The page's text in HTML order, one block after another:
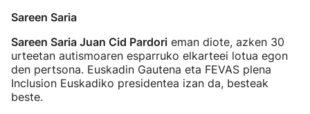
Sareen Saria
Sareen Saria Juan Cid Pardori eman diote, azken 30
urteetan autismoaren esparruko elkarteei lotua egon
den pertsona. Euskadin Gautena eta FEVAS plena
Inclusion Euskadiko presidentea izan da, besteak
beste.